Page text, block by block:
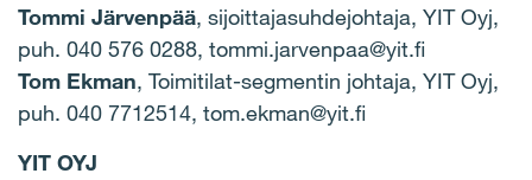
Tommi Järvenpää, sijoittajasuhdejohtaja, YIT Oyj,
puh. 040 576 0288, tommi.jarvenpaa@yit.fi
Tom Ekman, Toimitilat-segmentin johtaja, YIT Oyj,
puh. 040 7712514, tom.ekman@yit.fi
YIT OYJ